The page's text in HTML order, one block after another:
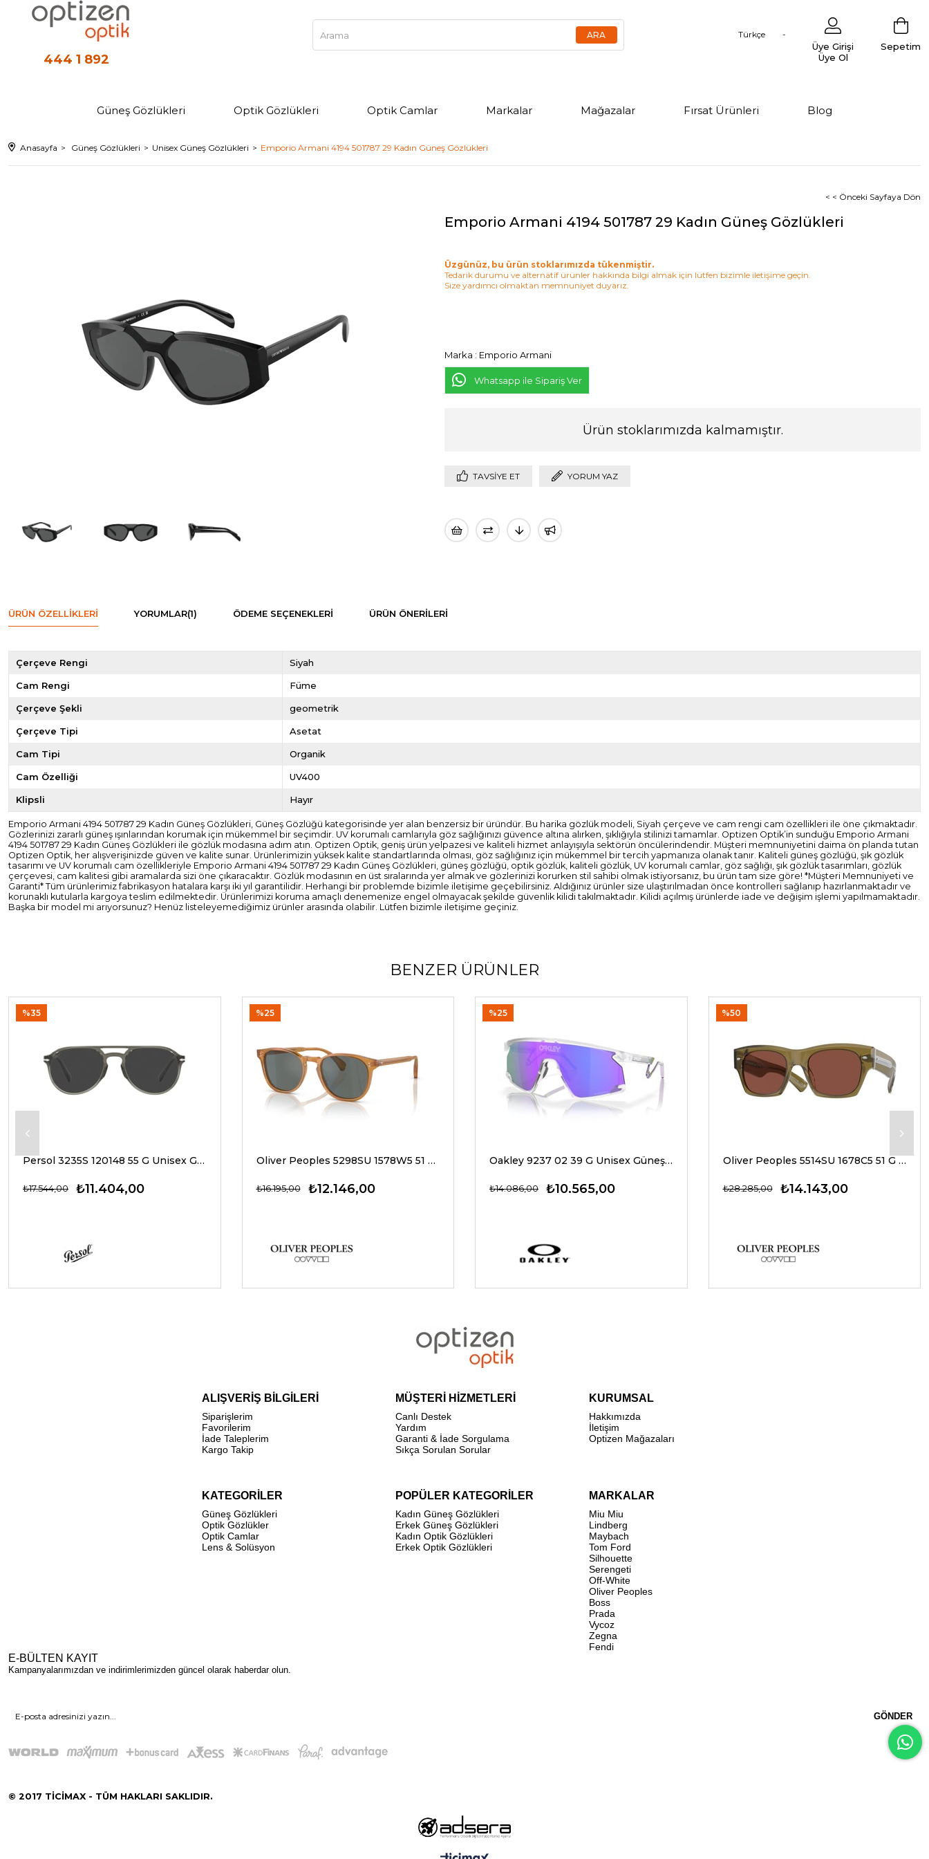
444 1 892
Türkçe
Sepetim
Üye Girişi
Üye Ol
Güneş Gözlükleri Optik Gözlükleri Optik Camlar Markalar Mağazalar Fırsat Ürünleri Blog
Anasayfa Güneş Gözlükleri Unisex Güneş Gözlükleri Emporio Armani 4194 501787 29 Kadın Güneş Gözlükleri
< < Önceki Sayfaya Dön
Emporio Armani 4194 501787 29 Kadın Güneş Gözlükleri
Üzgünüz, bu ürün stoklarımızda tükenmiştir.
Tedarik durumu ve alternatif ürünler hakkında bilgi almak için lütfen bizimle iletişime geçin.
Size yardımcı olmaktan memnuniyet duyarız.
Marka : Emporio Armani
Whatsapp ile Sipariş Ver
Ürün stoklarımızda kalmamıştır.
TAVSIYE ET YORUM YAZ
ÜRÜN ÖZELLIKLERI YORUMLAR(1) ÖDEME SEÇENEKLERI ÜRÜN ÖNERILERI
Çerçeve Rengi Siyah
Cam Rengi Füme
Çerçeve Şekli geometrik
Çerçeve Tipi Asetat
Cam Tipi Organik
Cam Özelliği UV400
Klipsli Hayır
Emporio Armani 4194 501787 29 Kadın Güneş Gözlükleri, Güneş Gözlüğü kategorisinde yer alan benzersiz bir üründür. Bu harika gözlük modeli, Siyah çerçeve ve cam rengi cam özellikleri ile öne çıkmaktadır.
Gözlerinizi zararlı güneş ışınlarından korumak için mükemmel bir seçimdir. UV korumalı camlarıyla göz sağlığınızı güvence altına alırken, şıklığıyla stilinizi tamamlar. Optizen Optik’in sunduğu Emporio Armani
4194 501787 29 Kadın Güneş Gözlükleri ile gözlük modasına adım atın. Optizen Optik, geniş ürün yelpazesi ve kaliteli hizmet anlayışıyla sektörün öncülerindendir. Müşteri memnuniyetini daima ön planda tutan
Optizen Optik, her alışverişinizde güven ve kalite sunar. Ürünlerimizin yüksek kalite standartlarında olması, göz sağlığınız için mükemmel bir tercih yapmanıza olanak tanır. Kaliteli güneş gözlüğü, şık gözlük
tasarımı ve UV korumalı cam özellikleriyle Emporio Armani 4194 501787 29 Kadın Güneş Gözlükleri, güneş gözlüğü, optik gözlük, kaliteli gözlük, UV korumalı camlar, göz sağlığı, şık gözlük tasarımları, gözlük
çerçevesi, cam kalitesi gibi aramalarda sizi öne çıkaracaktır. Gözlük modasının en üst sıralarında yer almak ve gözlerinizi korurken stil sahibi olmak istiyorsanız, bu ürün tam size göre! *Müşteri Memnuniyeti ve
Garanti* Tüm ürünlerimiz fabrikasyon hatalara karşı iki yıl garantilidir. Herhangi bir problemde bizimle iletişime geçebilirsiniz. Aldığınız ürünler size ulaştırılmadan önce kontrolleri sağlanıp hazırlanmaktadır ve
korunaklı kutularla kargoya teslim edilmektedir. Ürünlerimizi koruma amaçlı denemenize engel olmayacak şekilde güvenlik kilidi takılmaktadır. Kilidi açılmış ürünlerde iade ve değişim işlemi yapılmamaktadır.
Başka bir model mi arıyorsunuz? Henüz listeleyemediğimiz ürünler arasında olabilir. Lütfen bizimle iletişime geçiniz.
BENZER ÜRÜNLER
Persol 3235S 120148 55 G Unisex Güneş Gözlükleri
₺11.404,00
₺17.544,00
%35
Oliver Peoples 5298SU 1578W5 51 G Unisex Güneş Gözlükleri
₺12.146,00
₺16.195,00
%25
Oakley 9237 02 39 G Unisex Güneş Gözlükleri
₺10.565,00
₺14.086,00
%25
Oliver Peoples 5514SU 1678C5 51 G Unisex Güneş Gözlükleri
₺14.143,00
₺28.285,00
%50
ALIŞVERİŞ BİLGİLERİ
Siparişlerim
Favorilerim
İade Taleplerim
Kargo Takip
MÜŞTERİ HİZMETLERİ
Canlı Destek
Yardım
Garanti & İade Sorgulama
Sıkça Sorulan Sorular
KURUMSAL
Hakkımızda
İletişim
Optizen Mağazaları
KATEGORİLER
Güneş Gözlükleri
Optik Gözlükler
Optik Camlar
Lens & Solüsyon
POPÜLER KATEGORİLER
Kadın Güneş Gözlükleri
Erkek Güneş Gözlükleri
Kadın Optik Gözlükleri
Erkek Optik Gözlükleri
MARKALAR
Miu Miu
Lindberg
Maybach
Tom Ford
Silhouette
Serengeti
Off-White
Oliver Peoples
Boss
Prada
Vycoz
Zegna
Fendi
E-BÜLTEN KAYIT
Kampanyalarımızdan ve indirimlerimizden güncel olarak haberdar olun.
GÖNDER
© 2017 TİCİMAX - TÜM HAKLARI SAKLIDIR.